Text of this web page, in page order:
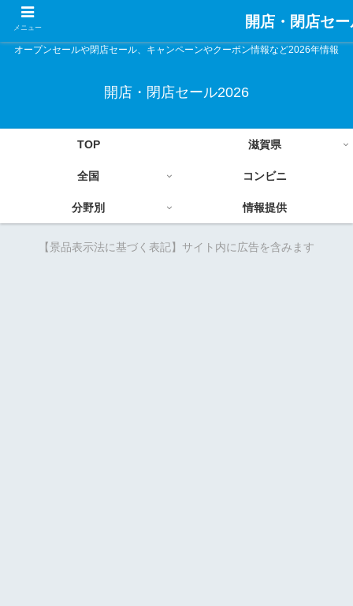
オープンセールや閉店セール、キャンペーンやクーポン情報など2026年情報
開店・閉店セール2026
TOP 滋賀県
全国 コンビニ
分野別 情報提供
【景品表示法に基づく表記】サイト内に広告を含みます
メニュー 開店・閉店セ